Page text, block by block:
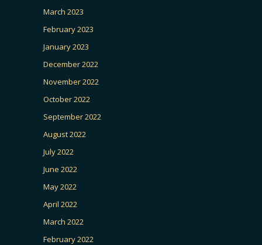
March 2023
February 2023
January 2023
December 2022
November 2022
October 2022
September 2022
August 2022
July 2022
June 2022
May 2022
April 2022
March 2022
February 2022